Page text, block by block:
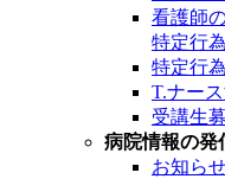
看護師
特定行
特定行
T.ナー
受講生
病院情報の発
お知ら